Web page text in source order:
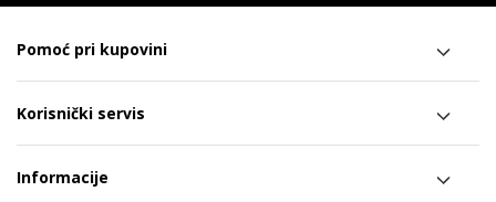
Pomoć pri kupovini
Korisnički servis
Informacije